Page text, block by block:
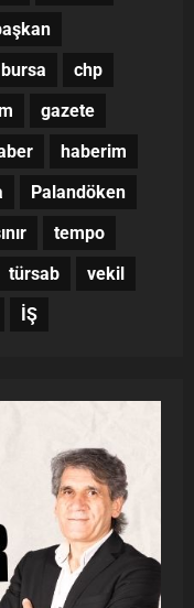
bursa
chp
gazete
haberim
Palandöken
tempo
türsab
vekil
İŞ